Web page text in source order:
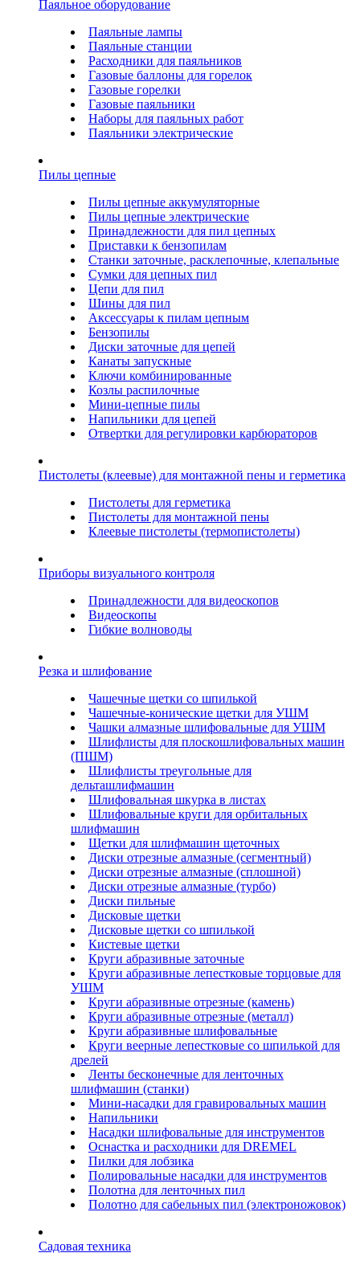
Паяльное оборудование
Паяльные лампы
Паяльные станции
Расходники для паяльников
Газовые баллоны для горелок
Газовые горелки
Газовые паяльники
Наборы для паяльных работ
Паяльники электрические
Пилы цепные
Пилы цепные аккумуляторные
Пилы цепные электрические
Принадлежности для пил цепных
Приставки к бензопилам
Станки заточные, расклепочные, клепальные
Сумки для цепных пил
Цепи для пил
Шины для пил
Аксессуары к пилам цепным
Бензопилы
Диски заточные для цепей
Канаты запускные
Ключи комбинированные
Козлы распилочные
Мини-цепные пилы
Напильники для цепей
Отвертки для регулировки карбюраторов
Пистолеты (клеевые) для монтажной пены и герметика
Пистолеты для герметика
Пистолеты для монтажной пены
Клеевые пистолеты (термопистолеты)
Приборы визуального контроля
Принадлежности для видеоскопов
Видеоскопы
Гибкие волноводы
Резка и шлифование
Чашечные щетки со шпилькой
Чашечные-конические щетки для УШМ
Чашки алмазные шлифовальные для УШМ
Шлифлисты для плоскошлифовальных машин
(ПШМ)
Шлифлисты треугольные для
дельташлифмашин
Шлифовальная шкурка в листах
Шлифовальные круги для орбитальных
шлифмашин
Щетки для шлифмашин щеточных
Диски отрезные алмазные (сегментный)
Диски отрезные алмазные (сплошной)
Диски отрезные алмазные (турбо)
Диски пильные
Дисковые щетки
Дисковые щетки со шпилькой
Кистевые щетки
Круги абразивные заточные
Круги абразивные лепестковые торцовые для
УШМ
Круги абразивные отрезные (камень)
Круги абразивные отрезные (металл)
Круги абразивные шлифовальные
Круги веерные лепестковые со шпилькой для
дрелей
Ленты бесконечные для ленточных
шлифмашин (станки)
Мини-насадки для гравировальных машин
Напильники
Насадки шлифовальные для инструментов
Оснастка и расходники для DREMEL
Пилки для лобзика
Полировальные насадки для инструментов
Полотна для ленточных пил
Полотно для сабельных пил (электроножовок)
Садовая техника